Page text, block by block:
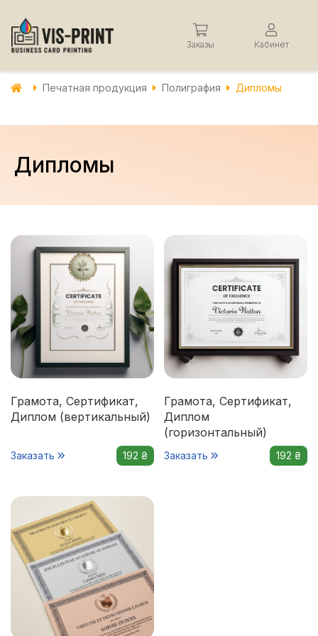
Заказы Кабинет
Печатная продукция Полиграфия Дипломы
Дипломы
Грамота, Сертификат,
Диплом (вертикальный)
Заказать 192 ₴
Грамота, Сертификат,
Диплом
(горизонтальный)
Заказать 192 ₴